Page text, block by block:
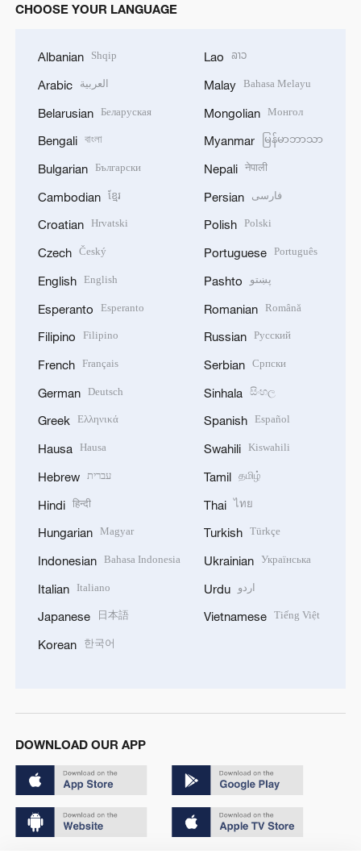
CHOOSE YOUR LANGUAGE
Albanian Shqip
Arabic العربية
Belarusian Беларуская
Bengali বাংলা
Bulgarian Български
Cambodian ខ្មែរ
Croatian Hrvatski
Czech Český
English English
Esperanto Esperanto
Filipino Filipino
French Français
German Deutsch
Greek Ελληνικά
Hausa Hausa
Hebrew עברית
Hindi हिन्दी
Hungarian Magyar
Indonesian Bahasa Indonesia
Italian Italiano
Japanese 日本語
Korean 한국어
Lao ລາວ
Malay Bahasa Melayu
Mongolian Монгол
Myanmar မြန်မာဘာသာ
Nepali नेपाली
Persian فارسی
Polish Polski
Portuguese Português
Pashto پښتو
Romanian Română
Russian Русский
Serbian Српски
Sinhala සිංහල
Spanish Español
Swahili Kiswahili
Tamil தமிழ்
Thai ไทย
Turkish Türkçe
Ukrainian Українська
Urdu اردو
Vietnamese Tiếng Việt
DOWNLOAD OUR APP